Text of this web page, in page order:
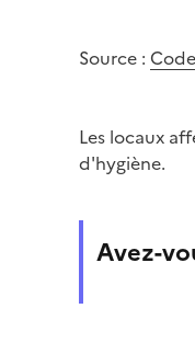
Source :
Les locaux
d'hygiène.
Avez-